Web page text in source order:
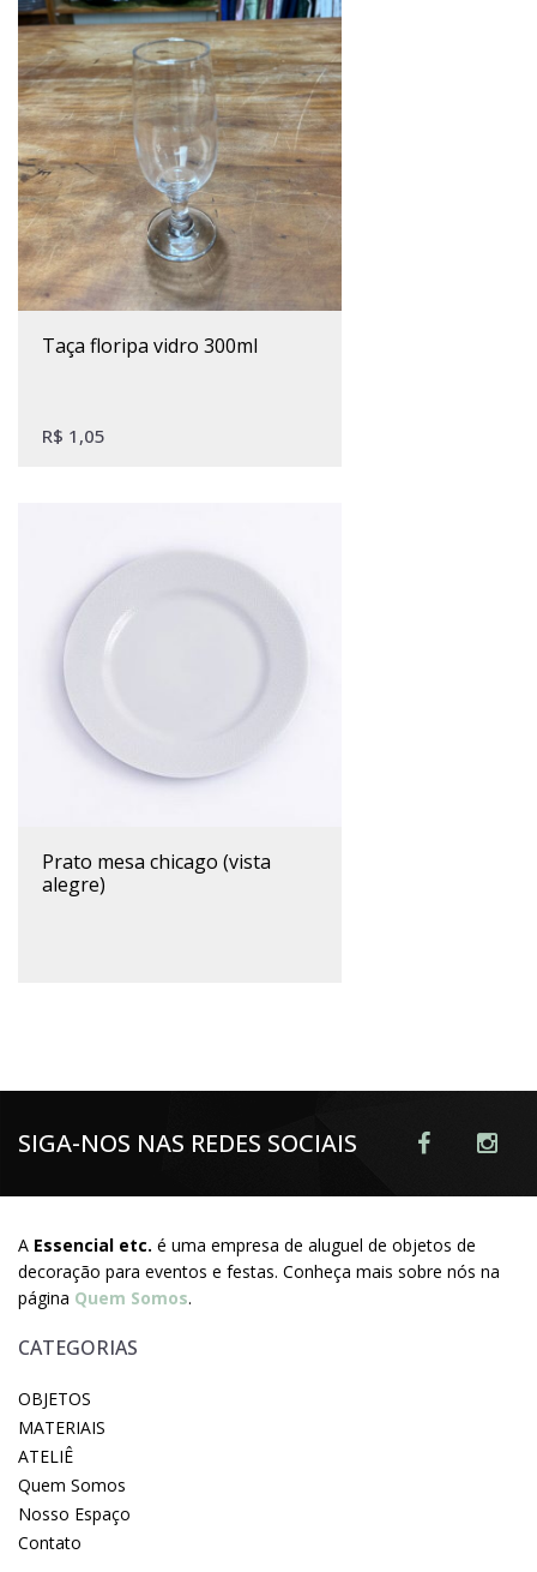
taça floripa vidro 300ml
R$ 1,05
prato mesa chicago (vista
alegre)
SIGA-NOS NAS REDES SOCIAIS
A Essencial etc. é uma empresa de aluguel de objetos de
decoração para eventos e festas. Conheça mais sobre nós na
página Quem Somos.
CATEGORIAS
OBJETOS
MATERIAIS
ATELIÊ
Quem Somos
Nosso Espaço
Contato